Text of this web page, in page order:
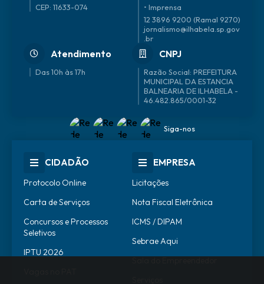
CEP: 11633-074
• Imprensa
12 3896 9200 (Ramal 9270)
jornalismo@ilhabela.sp.gov
.br
Atendimento
Das 10h às 17h
CNPJ
46.482.865/0001-32
Siga-nos
CIDADÃO
Protocolo Online
Carta de Serviços
Concursos e Processos
Seletivos
IPTU 2026
EMPRESA
Licitações
Nota Fiscal Eletrônica
ICMS / DIPAM
Sebrae Aqui